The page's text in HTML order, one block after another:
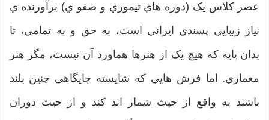
عصر كلاس يک (دوره هاي تيموري و صفو ي) برآورنده ي
نياز زيبايي پسندي ايراني است، به حق و به تمامي، تا
بدان پايه كه هيچ یک از هنرها هماورد آن نيست، مگر هنر
معماري. اما فرش هايي كه شايسته جايگاهي چنين بلند
باشند به واقع از حيث شمار اند كند و از حيث دوران